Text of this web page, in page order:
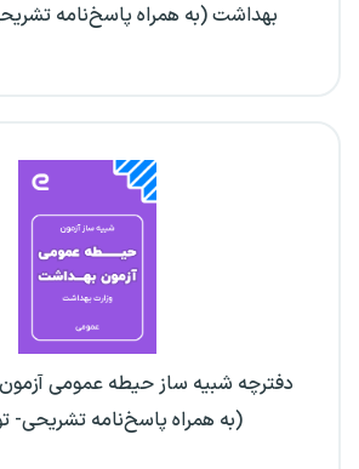
بهداشت (به همراه پاسخ‌نامه
دفترچه شبیه ساز حیطه عمومی
(به همراه پاسخ‌نامه